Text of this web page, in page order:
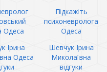
Одеса
Підкажіть
психоневролога
Одеса
Ірина
Одеса
Шевчук Ірина
Миколаївна
відгуки